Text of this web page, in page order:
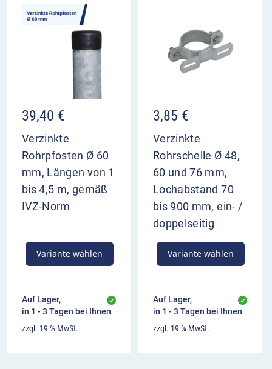
39,40 €
Verzinkte
Rohrpfosten Ø 60
mm, Längen von 1
bis 4,5 m, gemäß
IVZ-Norm
Variante wählen
Auf Lager,
in 1 - 3 Tagen bei Ihnen
zzgl. 19 % MwSt.
3,85 €
Verzinkte
Rohrschelle Ø 48,
60 und 76 mm,
Lochabstand 70
bis 900 mm, ein- /
doppelseitig
Variante wählen
Auf Lager,
in 1 - 3 Tagen bei Ihnen
zzgl. 19 % MwSt.